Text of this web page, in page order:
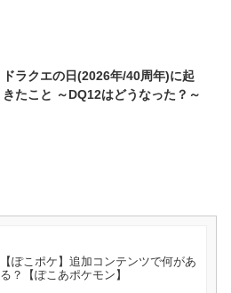
ドラクエの日(2026年/40周年)に起
きたこと ～DQ12はどうなった？～
【ぽこポケ】追加コンテンツで何があ
る？【ぽこあポケモン】